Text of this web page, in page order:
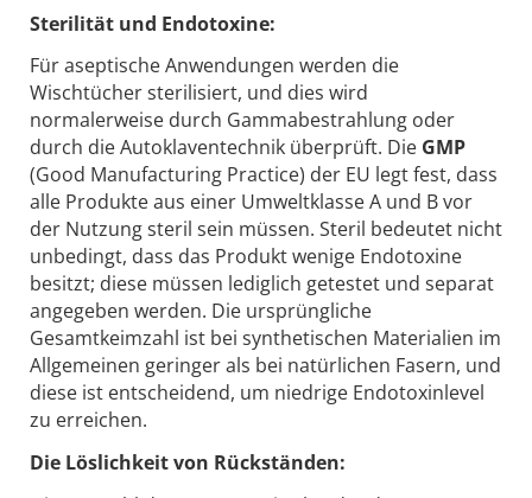
Sterilität und Endotoxine:
Für aseptische Anwendungen werden die
Wischtücher sterilisiert, und dies wird
normalerweise durch Gammabestrahlung oder
durch die Autoklaventechnik überprüft. Die GMP
(Good Manufacturing Practice) der EU legt fest, dass
alle Produkte aus einer Umweltklasse A und B vor
der Nutzung steril sein müssen. Steril bedeutet nicht
unbedingt, dass das Produkt wenige Endotoxine
besitzt; diese müssen lediglich getestet und separat
angegeben werden. Die ursprüngliche
Gesamtkeimzahl ist bei synthetischen Materialien im
Allgemeinen geringer als bei natürlichen Fasern, und
diese ist entscheidend, um niedrige Endotoxinlevel
zu erreichen.
Die Löslichkeit von Rückständen: